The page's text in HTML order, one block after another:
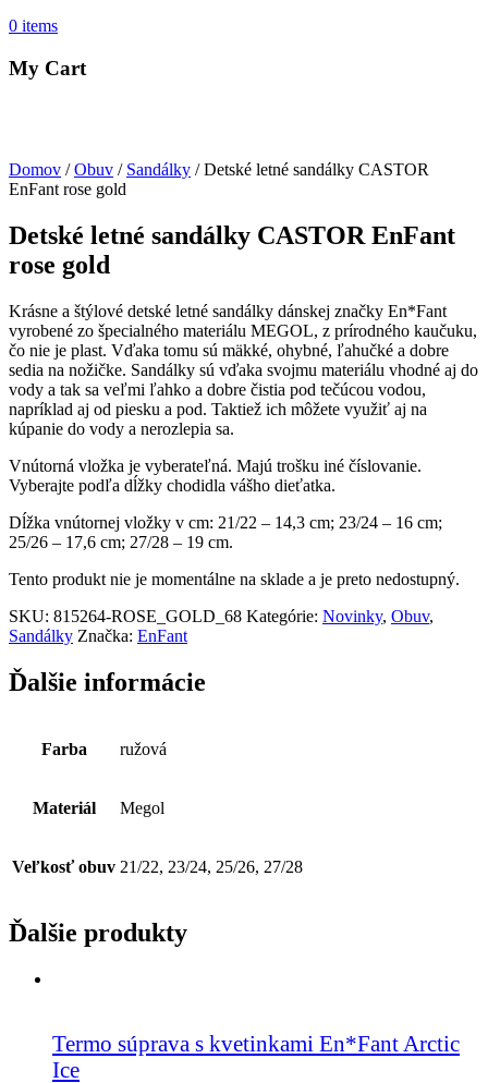
0 items
My Cart
Domov /Obuv / Sandálky / Detské letné sandálky CASTOR
EnFant rose gold
Detské letné sandálky CASTOR EnFant
rose gold
Krásne a štýlové detské letné sandálky dánskej značky En*Fant
vyrobené zo špecialného materiálu MEGOL, z prírodného kaučuku,
čo nie je plast. Vďaka tomu sú mäkké, ohybné, ľahučké a dobre
sedia na nožičke. Sandálky sú vďaka svojmu materiálu vhodné aj do
vody a tak sa veľmi ľahko a dobre čistia pod tečúcou vodou,
napríklad aj od piesku a pod. Taktiež ich môžete využiť aj na
kúpanie do vody a nerozlepia sa.
Vnútorná vložka je vyberateľná. Majú trošku iné číslovanie.
Vyberajte podľa dĺžky chodidla vášho dieťatka.
Dĺžka vnútornej vložky v cm: 21/22 – 14,3 cm; 23/24 – 16 cm;
25/26 – 17,6 cm; 27/28 – 19 cm.
Tento produkt nie je momentálne na sklade a je preto nedostupný.
SKU: 815264-ROSE_GOLD_68 Kategórie: Novinky, Obuv,
Sandálky Značka: EnFant
Ďalšie informácie
Farba ružová
Materiál Megol
Veľkosť obuv 21/22, 23/24, 25/26, 27/28
Ďalšie produkty
Termo súprava s kvetinkami En*Fant Arctic
Ice